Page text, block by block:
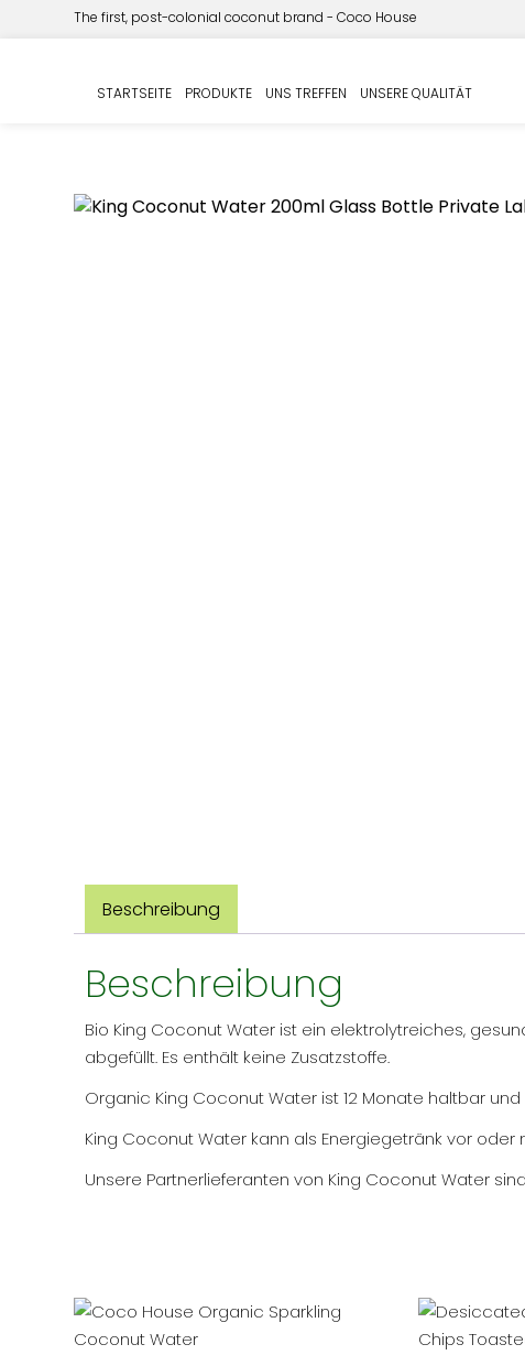
The first, post-colonial coconut brand - Coco House
STARTSEITE PRODUKTE UNS TREFFEN UNSERE QUALITÄT
/ Bio
Beschreibung
Beschreibung
Bio King Coconut Water ist ein elektrolytreiches,
abgefüllt. Es enthält keine Zusatzstoffe.
Organic King Coconut Water ist 12 Monate haltbar
King Coconut Water kann als Energiegetränk vor
Unsere Partnerlieferanten von King Coconut Water sind